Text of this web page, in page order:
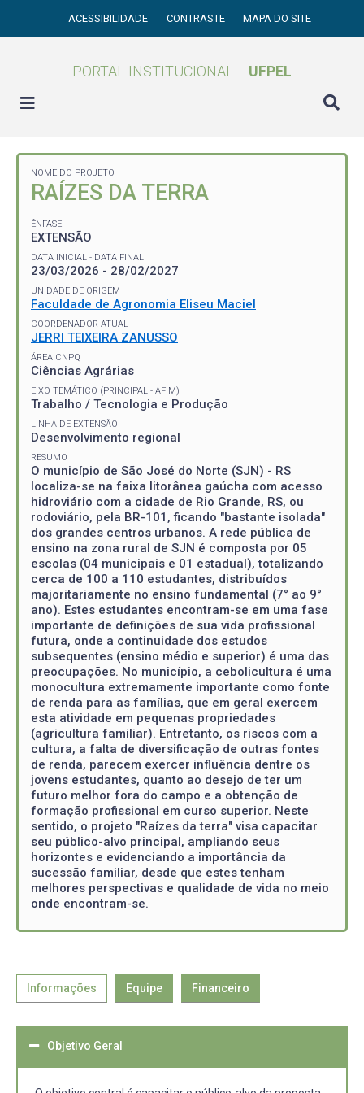
ACESSIBILIDADE CONTRASTE MAPA DO SITE
PORTAL INSTITUCIONAL UFPEL
NOME DO PROJETO
RAÍZES DA TERRA
ÊNFASE
EXTENSÃO
DATA INICIAL - DATA FINAL
23/03/2026 - 28/02/2027
UNIDADE DE ORIGEM
Faculdade de Agronomia Eliseu Maciel
COORDENADOR ATUAL
JERRI TEIXEIRA ZANUSSO
ÁREA CNPQ
Ciências Agrárias
EIXO TEMÁTICO (PRINCIPAL - AFIM)
Trabalho / Tecnologia e Produção
LINHA DE EXTENSÃO
Desenvolvimento regional
RESUMO
O município de São José do Norte (SJN) - RS
localiza-se na faixa litorânea gaúcha com acesso
hidroviário com a cidade de Rio Grande, RS, ou
rodoviário, pela BR-101, ficando "bastante isolada"
dos grandes centros urbanos. A rede pública de
ensino na zona rural de SJN é composta por 05
escolas (04 municipais e 01 estadual), totalizando
cerca de 100 a 110 estudantes, distribuídos
majoritariamente no ensino fundamental (7° ao 9°
ano). Estes estudantes encontram-se em uma fase
importante de definições de sua vida profissional
futura, onde a continuidade dos estudos
subsequentes (ensino médio e superior) é uma das
preocupações. No município, a cebolicultura é uma
monocultura extremamente importante como fonte
de renda para as famílias, que em geral exercem
esta atividade em pequenas propriedades
(agricultura familiar). Entretanto, os riscos com a
cultura, a falta de diversificação de outras fontes
de renda, parecem exercer influência dentre os
jovens estudantes, quanto ao desejo de ter um
futuro melhor fora do campo e a obtenção de
formação profissional em curso superior. Neste
sentido, o projeto "Raízes da terra" visa capacitar
seu público-alvo principal, ampliando seus
horizontes e evidenciando a importância da
sucessão familiar, desde que estes tenham
melhores perspectivas e qualidade de vida no meio
onde encontram-se.
Informações Equipe Financeiro
Objetivo Geral